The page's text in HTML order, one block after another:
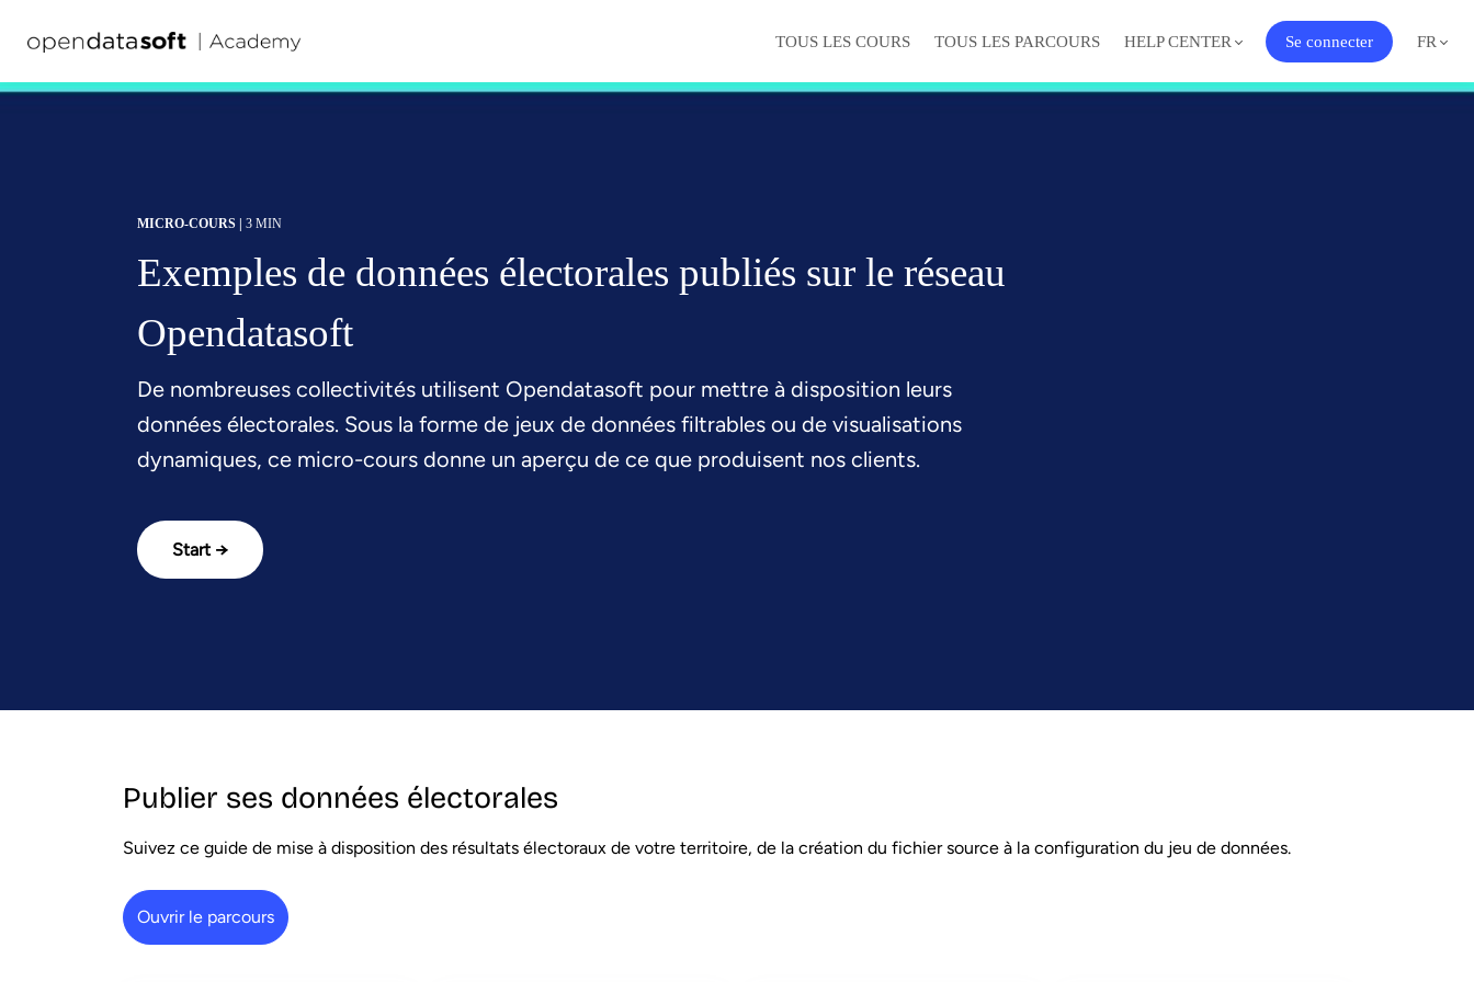
TOUS LES COURS TOUS LES PARCOURS HELP CENTER Se connecter FR
MICRO-COURS | 3 MIN
Exemples de données électorales publiés sur le réseau
Opendatasoft
De nombreuses collectivités utilisent Opendatasoft pour mettre à disposition leurs
données électorales. Sous la forme de jeux de données filtrables ou de visualisations
dynamiques, ce micro-cours donne un aperçu de ce que produisent nos clients.
Start →
Publier ses données électorales
Suivez ce guide de mise à disposition des résultats électoraux de votre territoire, de la création du fichier source à la configuration du jeu de données.
Ouvrir le parcours